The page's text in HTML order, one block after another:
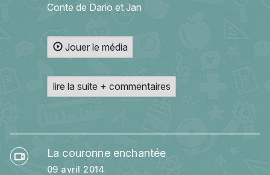
Conte de Dario et Jan
Jouer le média
lire la suite + commentaires
La couronne enchantée
09 avril 2014